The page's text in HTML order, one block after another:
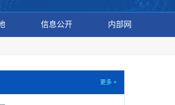
信息公开 内部网
更多 +